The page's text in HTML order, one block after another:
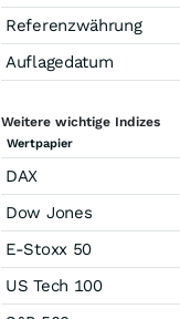
Referenzwährung
Auflagedatum
Weitere wichtige Indizes
Wertpapier
DAX
Dow Jones
E-Stoxx 50
US Tech 100